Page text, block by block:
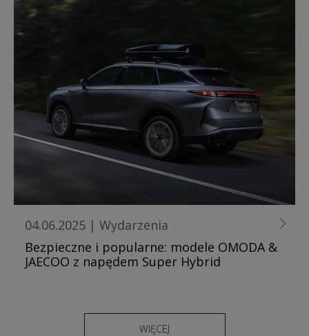
04.06.2025 | Wydarzenia
Bezpieczne i popularne: modele OMODA &
JAECOO z napędem Super Hybrid
WIĘCEJ